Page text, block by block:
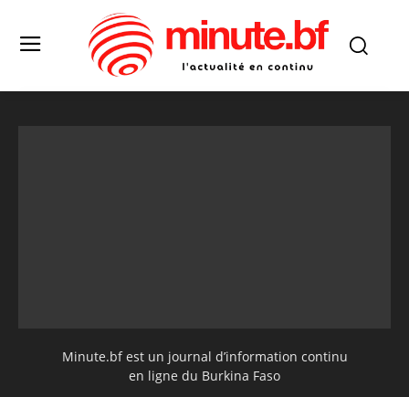
Minute.bf est un journal d’information continu
en ligne du Burkina Faso